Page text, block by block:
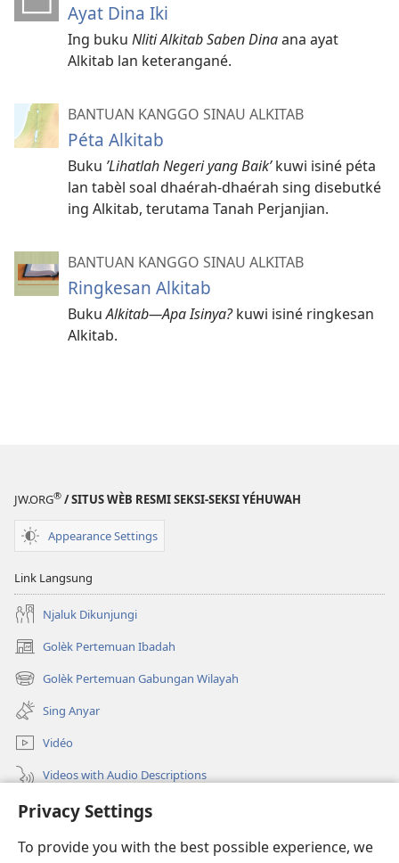
Privacy Settings
To provide you with the best possible experience, we
Ayat Dina Iki
Ing buku Nliti Alkitab Saben Dinaana ayat
Alkitab lan keterangané.
BANTUAN KANGGO SINAU ALKITAB
Péta Alkitab
Buku ’Lihatlah Negeri yang Baik’kuwi isiné péta
lan tabèl soal dhaérah-dhaérah sing disebutké
ing Alkitab, terutama Tanah Perjanjian.
BANTUAN KANGGO SINAU ALKITAB
Ringkesan Alkitab
BukuAlkitab—Apa Isinya?kuwi isiné ringkesan
Alkitab.
JW.ORG® / SITUS WÈB RESMI SEKSI-SEKSI YÉHUWAH
Appearance Settings
Link Langsung
Njaluk Dikunjungi
Golèk Pertemuan Ibadah
(opens
new
window)
Golèk Pertemuan Gabungan Wilayah
(opens
new
window)
Sing Anyar
Vidéo
Videos with Audio Descriptions
Golèk JW.ORG
Sumbangan
(opens